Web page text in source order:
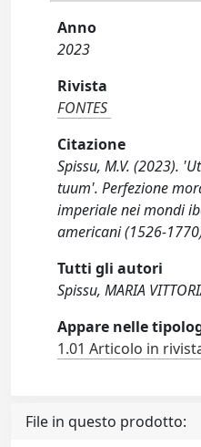
Anno
2023
Rivista
FONTES
Citazione
Spissu, M.V. (2023).
tuum'. Perfezione
imperiale nei mondi
americani (1526-
Tutti gli autori
Spissu, MARIA
Appare nelle
1.01 Articolo in
File in questo prodotto: